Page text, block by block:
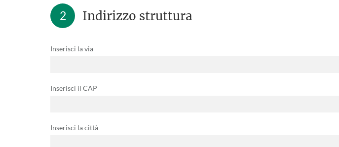
2 Indirizzo struttura
Inserisci la via
Inserisci il CAP
Inserisci la città